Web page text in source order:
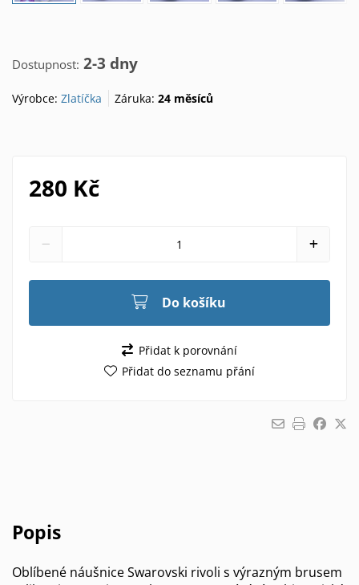
Dostupnost: 2-3 dny
Výrobce: Zlatíčka Záruka:24 měsíců
280 Kč
Do košíku
Přidat k porovnání
Přidat do seznamu přání
Popis
Oblíbené náušnice Swarovski rivoli s výrazným brusem